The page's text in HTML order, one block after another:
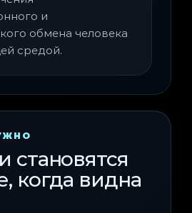
и
обмена человека
средой.
становятся
когда видна